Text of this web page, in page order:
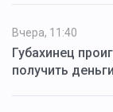
Вчера, 11:40
Губахинец
получить